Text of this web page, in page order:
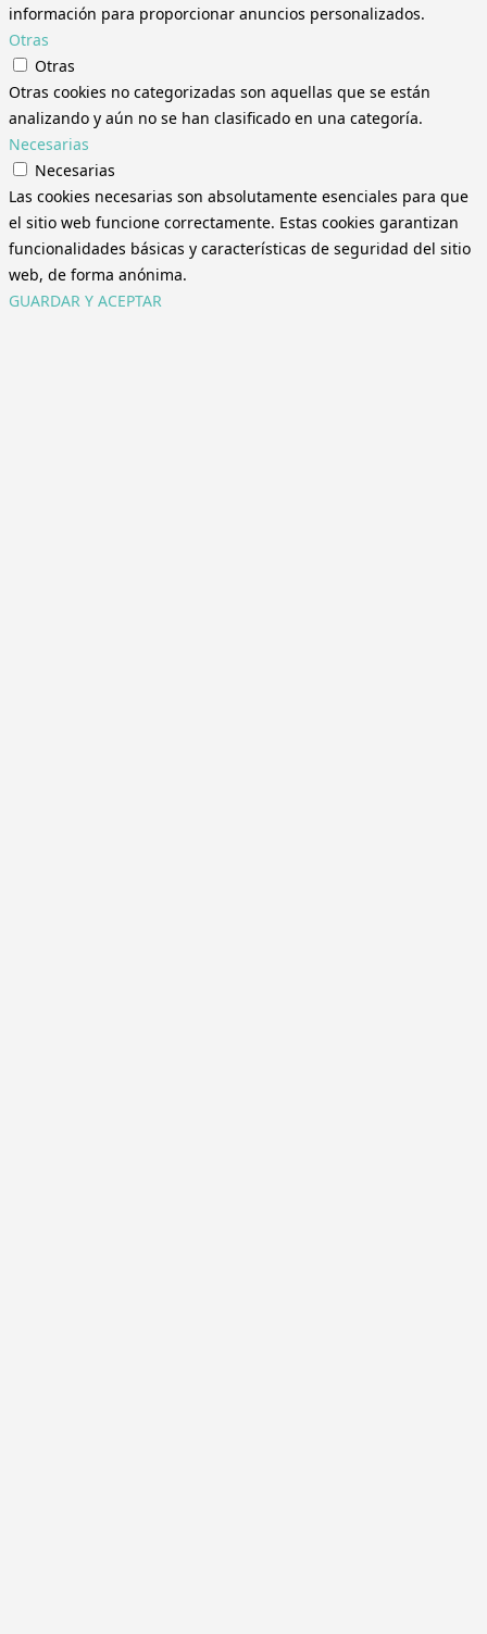
información para proporcionar anuncios personalizados.
Otras
Otras
Otras cookies no categorizadas son aquellas que se están
analizando y aún no se han clasificado en una categoría.
Necesarias
Necesarias
Las cookies necesarias son absolutamente esenciales para que
el sitio web funcione correctamente. Estas cookies garantizan
funcionalidades básicas y características de seguridad del sitio
web, de forma anónima.
GUARDAR Y ACEPTAR